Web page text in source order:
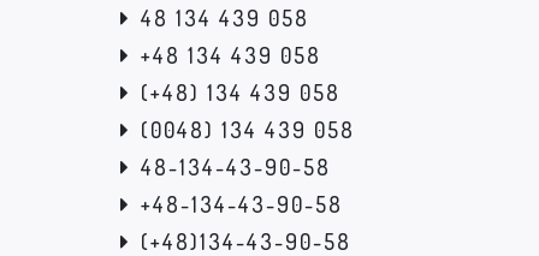
48 134 439 058
+48 134 439 058
(+48) 134 439 058
(0048) 134 439 058
48-134-43-90-58
+48-134-43-90-58
(+48)134-43-90-58